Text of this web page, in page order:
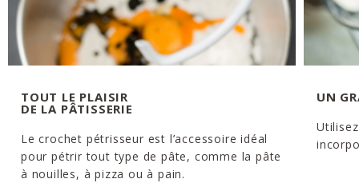
TOUT LE PLAISIR
DE LA PÂTISSERIE
Le crochet pétrisseur est l’accessoire idéal
pour pétrir tout type de pâte, comme la pâte
à nouilles, à pizza ou à pain.
UN